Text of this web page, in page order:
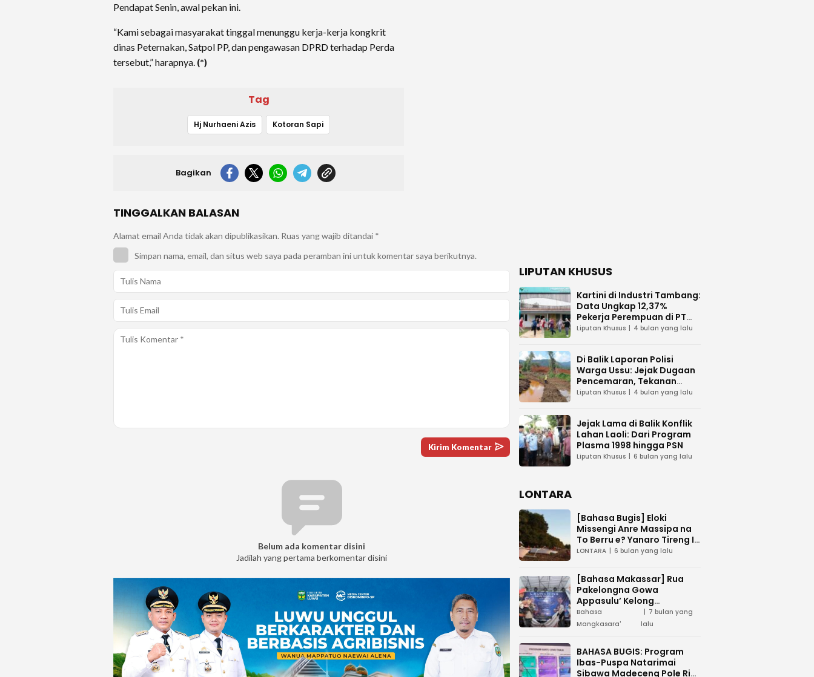
Pendapat Senin, awal pekan ini.
“Kami sebagai masyarakat tinggal menunggu kerja-kerja kongkrit
dinas Peternakan, Satpol PP, dan pengawasan DPRD terhadap Perda
tersebut,” harapnya. (*)
Tag
Hj Nurhaeni Azis Kotoran Sapi
Bagikan
TINGGALKAN BALASAN
Alamat email Anda tidak akan dipublikasikan. Ruas yang wajib ditandai *
Simpan nama, email, dan situs web saya pada peramban ini untuk komentar saya berikutnya.
Belum ada komentar disini
Jadilah yang pertama berkomentar disini
LIPUTAN KHUSUS
Kartini di Industri Tambang:
Data Ungkap 12,37%
Pekerja Perempuan di PT
Vale Indonesia
Liputan Khusus 4 bulan yang lalu
Di Balik Laporan Polisi
Warga Ussu: Jejak Dugaan
Pencemaran, Tekanan
Hukum, dan Desakan
Liputan Khusus 4 bulan yang lalu
Jejak Lama di Balik Konflik
Lahan Laoli: Dari Program
Plasma 1998 hingga PSN
Liputan Khusus 6 bulan yang lalu
LONTARA
[Bahasa Bugis] ‎Eloki
Missengi Anre Massipa na
To Berru e? Yanaro Tireng I
Tunue
LONTARA 6 bulan yang lalu
[Bahasa Makassar] Rua
Pakelongna Gowa
Appasulu’ Kelong
Mangkasara’ “Teai Jodota”
na “Tepo’ Jarung”
Bahasa
Mangkasara'
7 bulan yang
lalu
BAHASA BUGIS: Program
Ibas-Puspa Natarimai
Sibawa Madeceng Pole Ri